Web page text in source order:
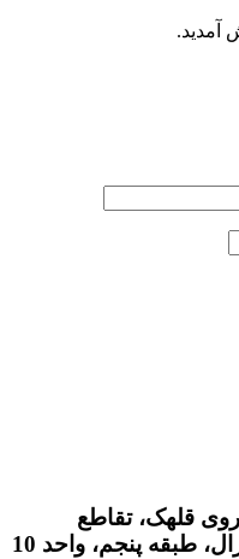
آمدید.
قلهک، تقاطع
طبقه پنجم، واحد 10